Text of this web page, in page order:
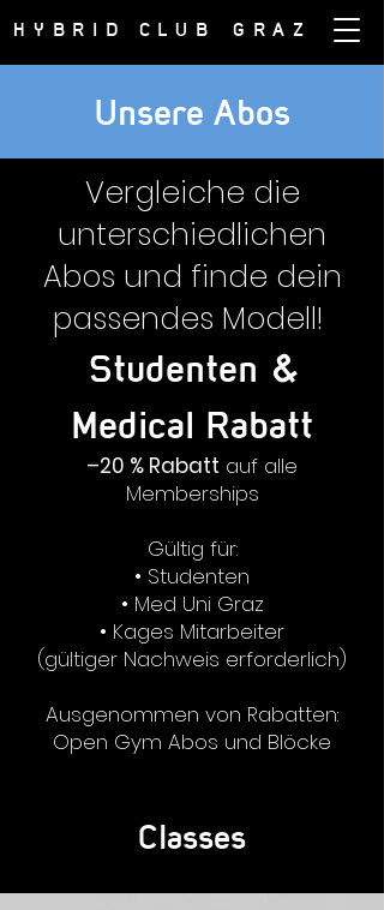
HYBRID CLUB GRAZ
Unsere Abos
Vergleiche die
unterschiedlichen
Abos und finde dein
passendes Modell!
Studenten &
Medical Rabatt
–20 % Rabatt auf alle
Memberships
Gültig für:
• Studenten
• Med Uni Graz
• Kages Mitarbeiter
(gültiger Nachweis erforderlich)
Ausgenommen von Rabatten:
Open Gym Abos und Blöcke
Classes